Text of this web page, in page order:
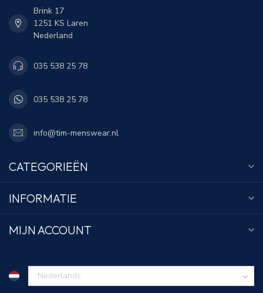
Brink 17
1251 KS Laren
Nederland
035 538 25 78
035 538 25 78
info@tim-menswear.nl
CATEGORIEËN
INFORMATIE
MIJN ACCOUNT